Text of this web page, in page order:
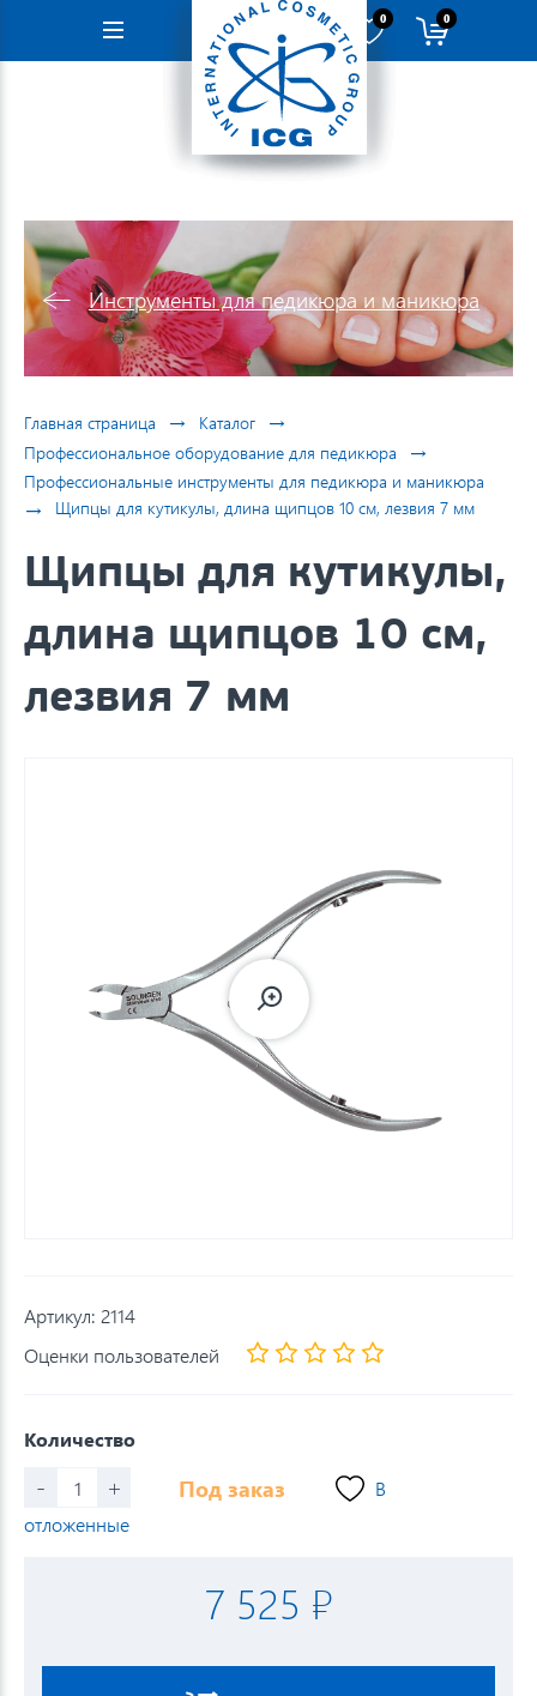
Навигация
0 0
Инструменты для педикюра и маникюра
Главная страница → Каталог →
Профессиональное оборудование для педикюра →
Профессиональные инструменты для педикюра и маникюра
→ Щипцы для кутикулы, длина щипцов 10 см, лезвия 7 мм
Щипцы для кутикулы,
длина щипцов 10 см,
лезвия 7 мм
Артикул: 2114
Оценки пользователей
Количество
- + Под заказ
В
отложенные
7 525 ₽